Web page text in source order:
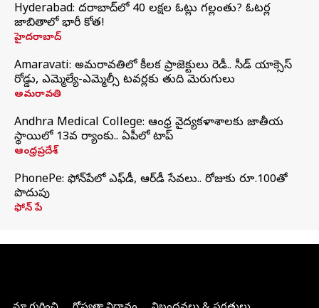
Hyderabad: హైదరాబాద్‌లో 40 లక్షల ఓట్లు గల్లంతు? ఓటర్ల
జాబితాలో భారీ కోత!
హైదరాబాద్
Amaravati: అమరావతిలో కీలక ప్రాజెక్టులు రెడీ.. సీడ్‌ యాక్సెస్‌
రోడ్డు, ఎమ్మెల్యే-ఎమ్మెల్సీ టవర్లకు తుది మెరుగులు
అమరావతి
Andhra Medical College: ఆంధ్ర వైద్యకళాశాలకు జాతీయ
స్థాయిలో 13వ ర్యాంకు.. ఏపీలో టాప్
ఆంధ్రప్రదేశ్
PhonePe: ఫోన్‌పేలో ఎఫ్‌డీ, ఆర్‌డీ సేవలు.. రోజుకు రూ.100తో
పొదుపు
ఫోన్‌ పే